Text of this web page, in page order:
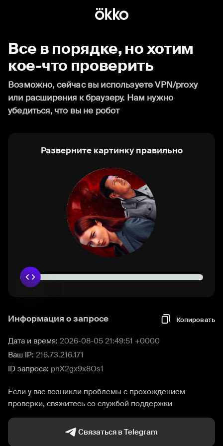
Все в порядке, но хотим
кое-что проверить
Возможно, сейчас вы используете VPN/proxy
или расширения к браузеру. Нам нужно
убедиться, что вы не робот
Разверните картинку правильно
Информация о запросе Копировать
Дата и время: 2026-08-05 21:49:51 +0000
Ваш IP: 216.73.216.171
ID запроса: pnX2gx9x8Os1
Если у вас возникли проблемы с прохождением
проверки, свяжитесь со службой поддержки
Связаться в Telegram